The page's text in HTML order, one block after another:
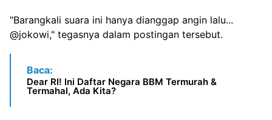
"Barangkali suara ini hanya dianggap angin lalu...
@jokowi," tegasnya dalam postingan tersebut.
Baca:
Dear RI! Ini Daftar Negara BBM Termurah &
Termahal, Ada Kita?